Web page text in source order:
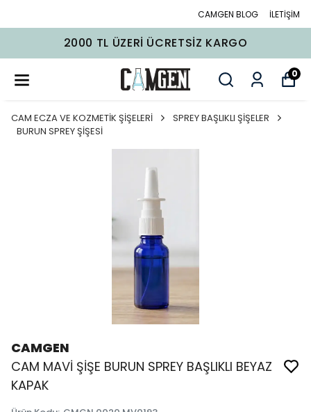
CAMGEN BLOG İLETİŞİM
2000 TL ÜZERI ÜCRETSIZ KARGO
0
CAM ECZA VE KOZMETİK ŞİŞELERİ
SPREY BAŞLIKLI ŞİŞELER
BURUN SPREY ŞİŞESİ
CAMGEN
CAM MAVİ ŞİŞE BURUN SPREY BAŞLIKLI BEYAZ
KAPAK